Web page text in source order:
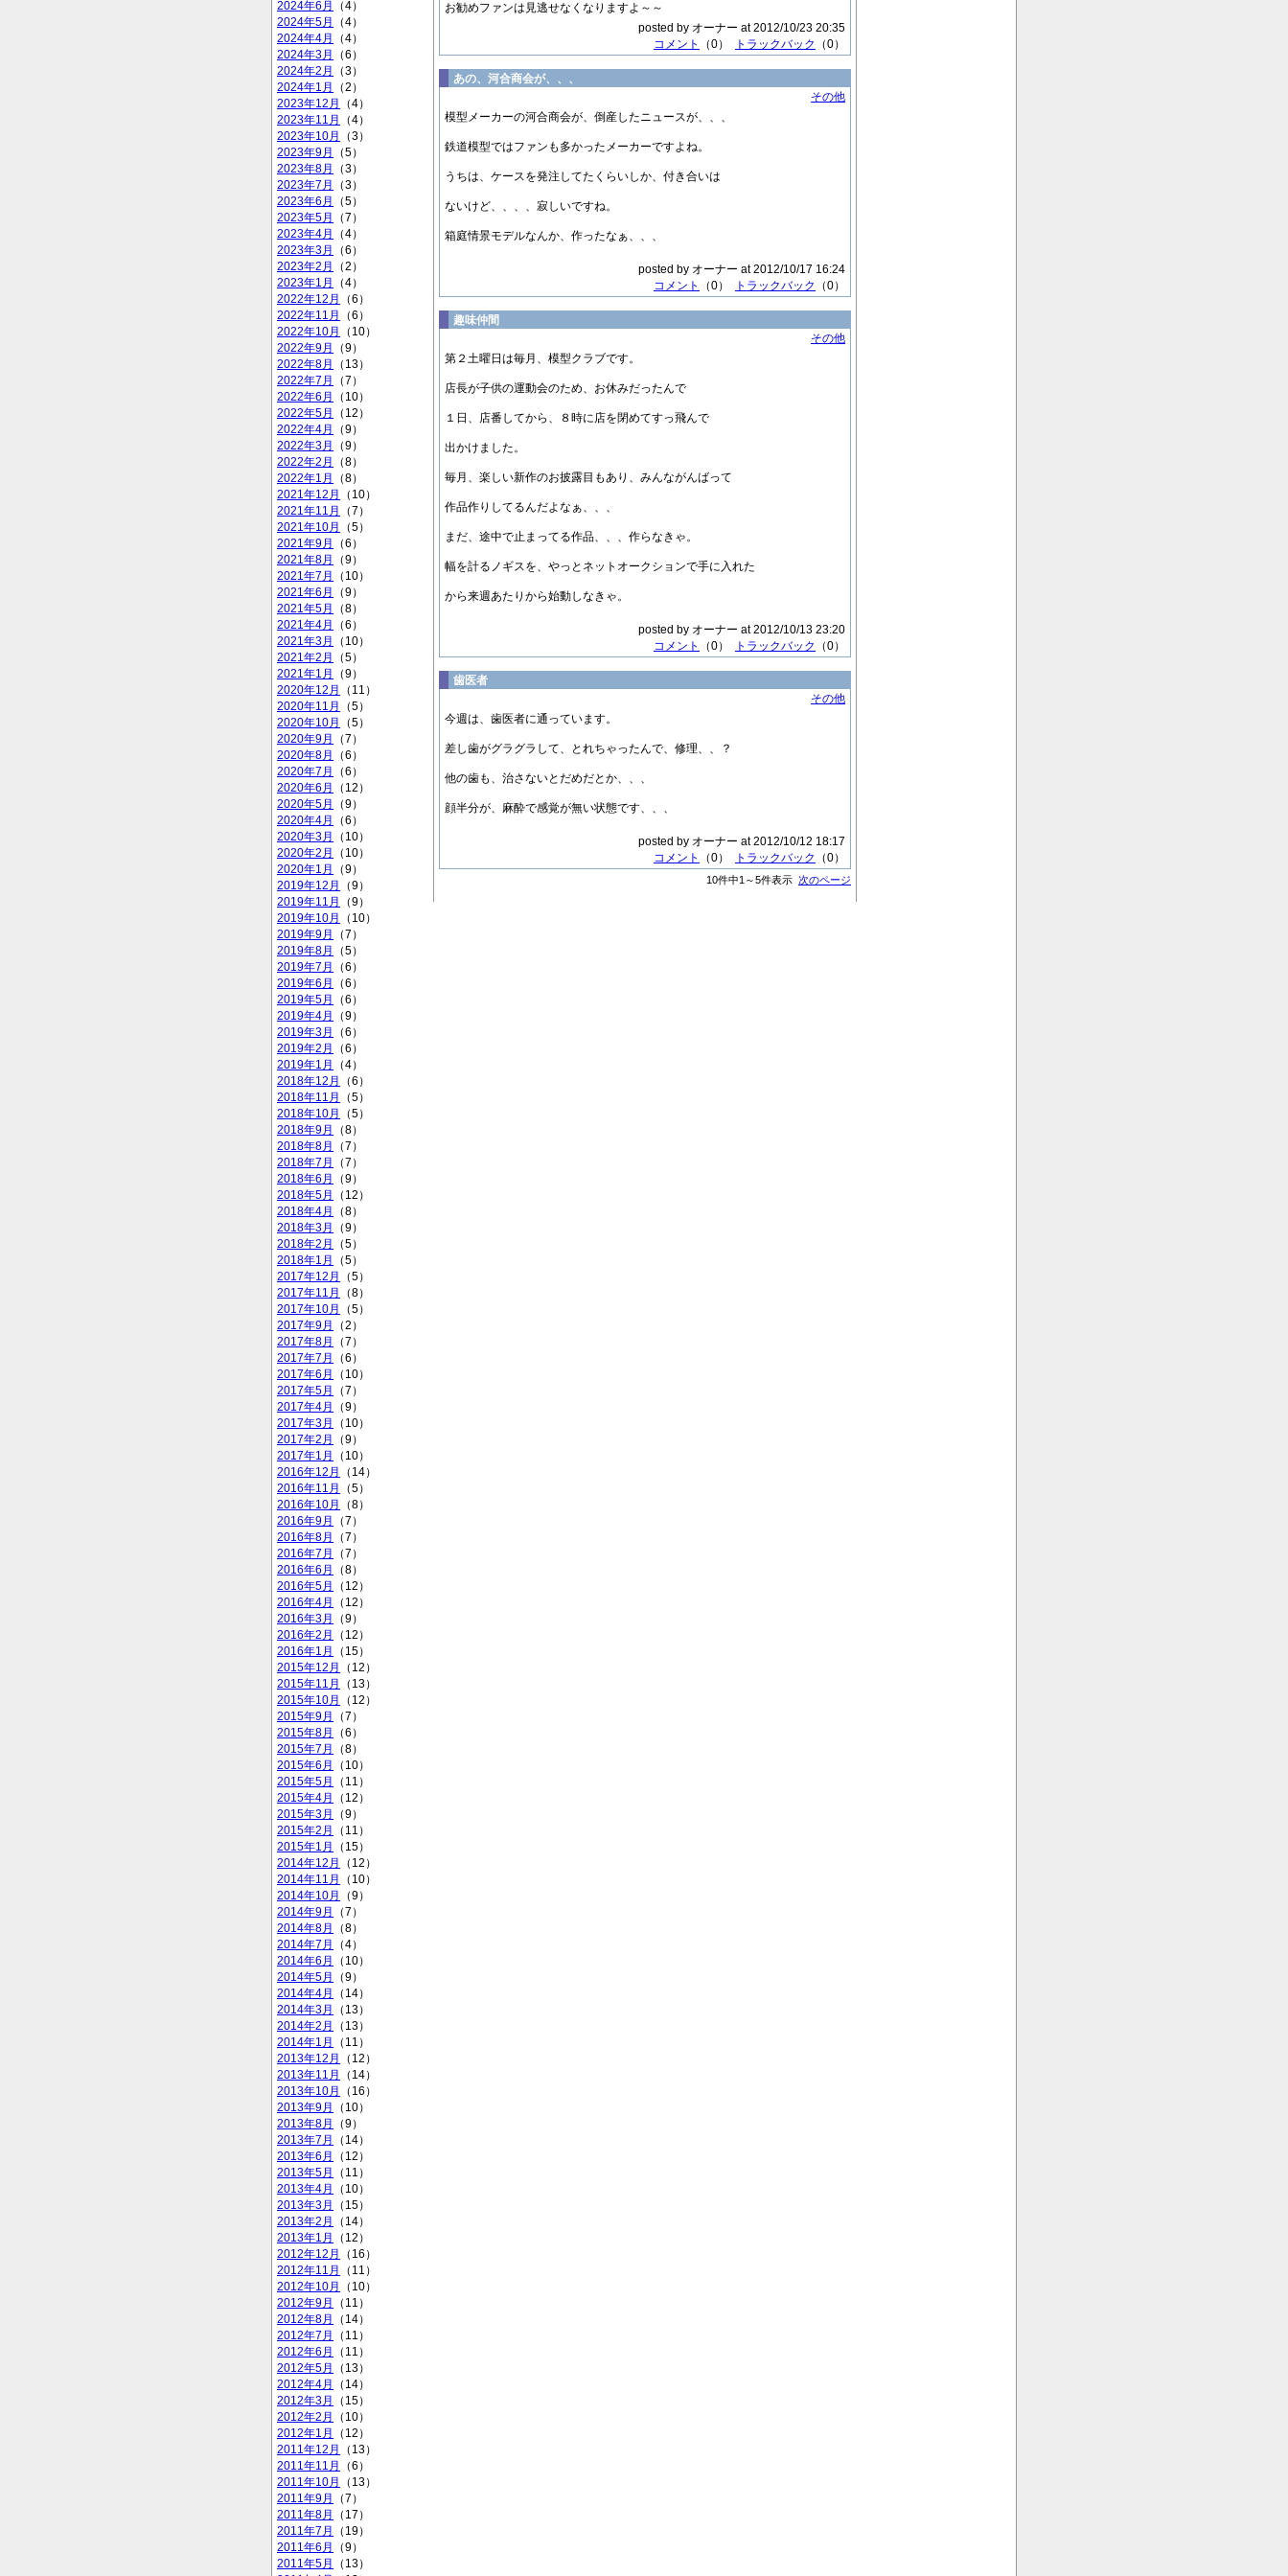
2024年6月
（4）
2024年5月
（4）
2024年4月
（4）
2024年3月
（6）
2024年2月
（3）
2024年1月
（2）
2023年12月
（4）
2023年11月
（4）
2023年10月
（3）
2023年9月
（5）
2023年8月
（3）
2023年7月
（3）
2023年6月
（5）
2023年5月
（7）
2023年4月
（4）
2023年3月
（6）
2023年2月
（2）
2023年1月
（4）
2022年12月
（6）
2022年11月
（6）
2022年10月
（10）
2022年9月
（9）
2022年8月
（13）
2022年7月
（7）
2022年6月
（10）
2022年5月
（12）
2022年4月
（9）
2022年3月
（9）
2022年2月
（8）
2022年1月
（8）
2021年12月
（10）
2021年11月
（7）
2021年10月
（5）
2021年9月
（6）
2021年8月
（9）
2021年7月
（10）
2021年6月
（9）
2021年5月
（8）
2021年4月
（6）
2021年3月
（10）
2021年2月
（5）
2021年1月
（9）
2020年12月
（11）
2020年11月
（5）
2020年10月
（5）
2020年9月
（7）
2020年8月
（6）
2020年7月
（6）
2020年6月
（12）
2020年5月
（9）
2020年4月
（6）
2020年3月
（10）
2020年2月
（10）
2020年1月
（9）
2019年12月
（9）
2019年11月
（9）
2019年10月
（10）
2019年9月
（7）
2019年8月
（5）
2019年7月
（6）
2019年6月
（6）
2019年5月
（6）
2019年4月
（9）
2019年3月
（6）
2019年2月
（6）
2019年1月
（4）
2018年12月
（6）
2018年11月
（5）
2018年10月
（5）
2018年9月
（8）
2018年8月
（7）
2018年7月
（7）
2018年6月
（9）
2018年5月
（12）
2018年4月
（8）
2018年3月
（9）
2018年2月
（5）
2018年1月
（5）
2017年12月
（5）
2017年11月
（8）
2017年10月
（5）
2017年9月
（2）
2017年8月
（7）
2017年7月
（6）
2017年6月
（10）
2017年5月
（7）
2017年4月
（9）
2017年3月
（10）
2017年2月
（9）
2017年1月
（10）
2016年12月
（14）
2016年11月
（5）
2016年10月
（8）
2016年9月
（7）
2016年8月
（7）
2016年7月
（7）
2016年6月
（8）
2016年5月
（12）
2016年4月
（12）
2016年3月
（9）
2016年2月
（12）
2016年1月
（15）
2015年12月
（12）
2015年11月
（13）
2015年10月
（12）
2015年9月
（7）
2015年8月
（6）
2015年7月
（8）
2015年6月
（10）
2015年5月
（11）
2015年4月
（12）
2015年3月
（9）
2015年2月
（11）
2015年1月
（15）
2014年12月
（12）
2014年11月
（10）
2014年10月
（9）
2014年9月
（7）
2014年8月
（8）
2014年7月
（4）
2014年6月
（10）
2014年5月
（9）
2014年4月
（14）
2014年3月
（13）
2014年2月
（13）
2014年1月
（11）
2013年12月
（12）
2013年11月
（14）
2013年10月
（16）
2013年9月
（10）
2013年8月
（9）
2013年7月
（14）
2013年6月
（12）
2013年5月
（11）
2013年4月
（10）
2013年3月
（15）
2013年2月
（14）
2013年1月
（12）
2012年12月
（16）
2012年11月
（11）
2012年10月
（10）
2012年9月
（11）
2012年8月
（14）
2012年7月
（11）
2012年6月
（11）
2012年5月
（13）
2012年4月
（14）
2012年3月
（15）
2012年2月
（10）
2012年1月
（12）
2011年12月
（13）
2011年11月
（6）
2011年10月
（13）
2011年9月
（7）
2011年8月
（17）
2011年7月
（19）
2011年6月
（9）
2011年5月
（13）
お勧めファンは見逃せなくなりますよ～～
posted by オーナー at 2012/10/23 20:35
コメント
（0） トラックバック （0）
あの、河合商会が、、、
その他
模型メーカーの河合商会が、倒産したニュースが、、、
鉄道模型ではファンも多かったメーカーですよね。
うちは、ケースを発注してたくらいしか、付き合いは
ないけど、、、、寂しいですね。
箱庭情景モデルなんか、作ったなぁ、、、
posted by オーナー at 2012/10/17 16:24
コメント
（0） トラックバック （0）
趣味仲間
その他
第２土曜日は毎月、模型クラブです。
店長が子供の運動会のため、お休みだったんで
１日、店番してから、８時に店を閉めてすっ飛んで
出かけました。
毎月、楽しい新作のお披露目もあり、みんながんばって
作品作りしてるんだよなぁ、、、
まだ、途中で止まってる作品、、、作らなきゃ。
幅を計るノギスを、やっとネットオークションで手に入れた
から来週あたりから始動しなきゃ。
posted by オーナー at 2012/10/13 23:20
コメント
（0） トラックバック （0）
歯医者
その他
今週は、歯医者に通っています。
差し歯がグラグラして、とれちゃったんで、修理、、？
他の歯も、治さないとだめだとか、、、
顔半分が、麻酔で感覚が無い状態です、、、
posted by オーナー at 2012/10/12 18:17
コメント
（0） トラックバック （0）
10件中1～5件表示 次のページ